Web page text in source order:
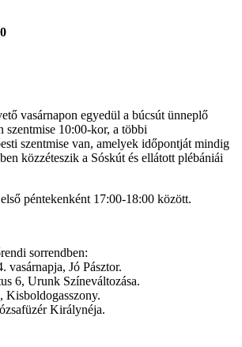
vasárnapon egyedül a búcsút ünneplő
szentmise 10:00-kor, a többi
szentmise van, amelyek időpontját mindig
közzéteszik a Sóskút és ellátott plébániái
péntekenként 17:00-18:00 között.
sorrendben:
vasárnapja, Jó Pásztor.
6, Urunk Színeváltozása.
Kisboldogasszony.
Királynéja.